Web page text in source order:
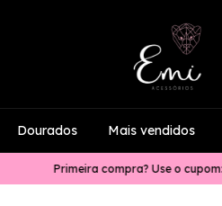
Dourados Mais vendidos
Primeira compra? Use o cupom: